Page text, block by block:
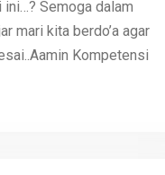
ini…? Semoga dalam
mari kita berdo’a agar
Kompetensi